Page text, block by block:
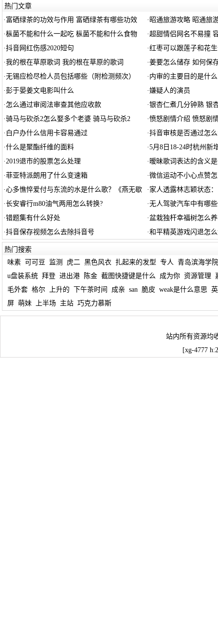
热门文章
· 富硒绿茶的功效与作用 富硒绿茶有哪些功效 · 昭通旅游攻略 昭通旅
·枞菌不能和什么一起吃 枞菌不能和什么食物 ·超甜情侣网名不易撞
·抖音网红伤感2020短句 ·红枣可以跟莲子和花
·我的根在草原歌词 我的根在草原的歌词 ·姜要怎么储存 如何保
·无锡应检尽检人员包括哪些（附检测频次） · 内审的主要目的是什
· 彭于晏姜文电影叫什么 ·嫌疑人的演员
· 怎么通过审阅法审查其他应收款 ·银杏仁煮几分钟熟 银
·骑马与砍杀2怎么娶多个老婆 骑马与砍杀2 ·愤怒剧情介绍 愤怒剧
· 白户办什么信用卡容易通过 ·抖音审核是否通过怎
·什么是聚酯纤维的面料 ·5月8日18-24时杭州新
·2019退市的股票怎么处理 · 暧昧歌词表达的含义
·菲亚特派朗用了什么变速箱 ·微信运动不小心点赞
·心多憔悴爱付与东流的水是什么歌？《燕无歇 · 家人透露林志颖状态
·长安睿行m80油气两用怎么转换? ·无人驾驶汽车中有哪
·错题集有什么好处 ·盆栽独杆幸福树怎么
·抖音保存视频怎么去除抖音号 ·和平精英游戏闪退怎
热门搜索
味素
可可豆 监测 虎二 黑色风衣 扎起来的发型 专人 青岛滨海学院
u盘装系统 拜登 进出港 陈金 截图快捷键是什么 成为你 资源管理
毛外套 格尔 上升的 下午茶时间 成亲 san 脆皮 weak是什么意思
屏
萌妹 上半场 主站 巧克力慕斯
站内所有资源均
[xg-4777